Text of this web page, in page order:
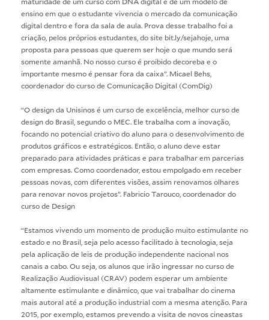
ensino em que o estudante vivencia o mercado da comunicação
digital dentro e fora da sala de aula. Prova desse trabalho foi a
criação, pelos próprios estudantes, do site bit.ly/sejahoje, uma
proposta para pessoas que querem ser hoje o que mundo será
somente amanhã. No nosso curso é proibido decoreba e o
importante mesmo é pensar fora da caixa”. Micael Behs,
coordenador do curso de Comunicação Digital (ComDig)
“O design da Unisinos é um curso de excelência, melhor curso de
design do Brasil, segundo o MEC. Ele trabalha com a inovação,
focando no potencial criativo do aluno para o desenvolvimento de
produtos gráficos e estratégicos. Então, o aluno deve estar
preparado para atividades práticas e para trabalhar em parcerias
com empresas. Como coordenador, estou empolgado em receber
pessoas novas, com diferentes visões, assim renovamos olhares
para renovar novos projetos”. Fabricio Tarouco, coordenador do
curso de Design
“Estamos vivendo um momento de produção muito estimulante no
estado e no Brasil, seja pelo acesso facilitado à tecnologia, seja
pela aplicação de leis de produção independente nacional nos
canais a cabo. Ou seja, os alunos que irão ingressar no curso de
Realização Audiovisual (CRAV) podem esperar um ambiente
altamente estimulante e dinâmico, que vai trabalhar do cinema
mais autoral até a produção industrial com a mesma atenção. Para
2015, por exemplo, estamos prevendo a visita de novos cineastas